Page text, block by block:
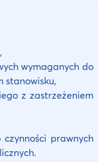
wymaganych do
stanowisku,
z zastrzeżeniem
prawnych